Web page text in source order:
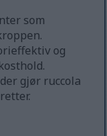
som
og
gjør ruccola